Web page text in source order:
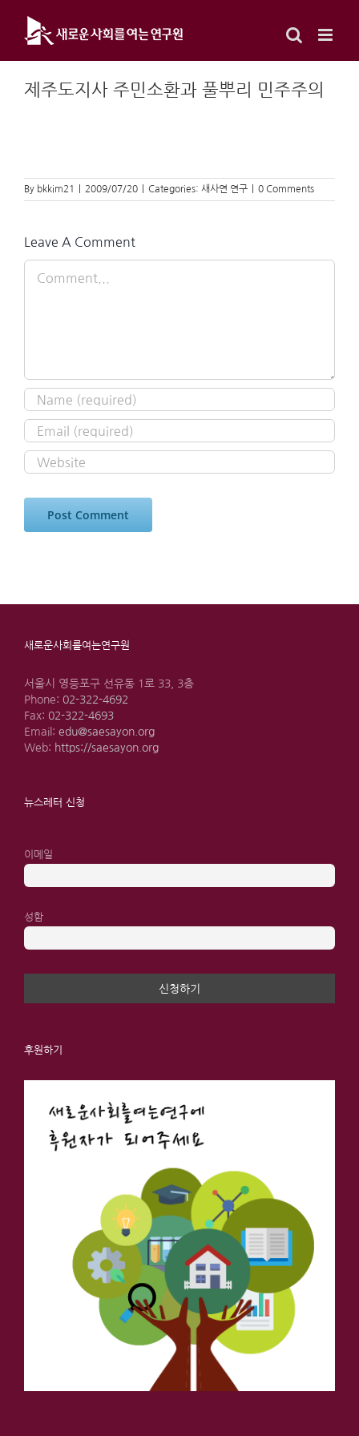
content
제주도지사 주민소환과 풀뿌리 민주주의
By bkkim21 2009/07/20 Categories: 새사연 연구 0 Comments
Leave A Comment
새로운사회를여는연구원
서울시 영등포구 선유동 1로 33, 3층
Phone: 02-322-4692
Fax: 02-322-4693
Email: edu@saesayon.org
Web: https://saesayon.org
뉴스레터 신청
이메일
성함
후원하기